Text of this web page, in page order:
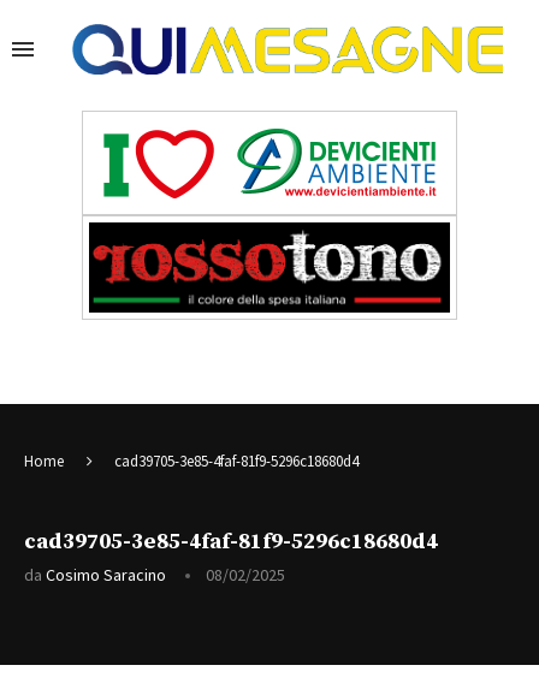
Home cad39705-3e85-4faf-81f9-5296c18680d4
cad39705-3e85-4faf-81f9-5296c18680d4
da Cosimo Saracino 08/02/2025